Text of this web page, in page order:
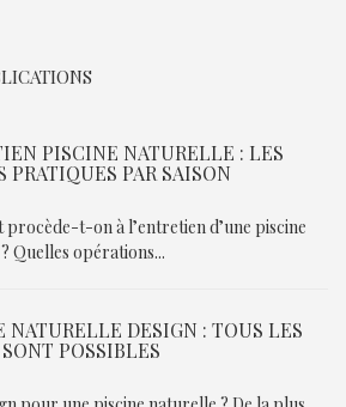
PISCINE NATURELLE : LES
PRATIQUES PAR SAISON
procède-t-on à l’entretien d’une piscine
Quelles opérations...
NATURELLE DESIGN : TOUS LES
POSSIBLES